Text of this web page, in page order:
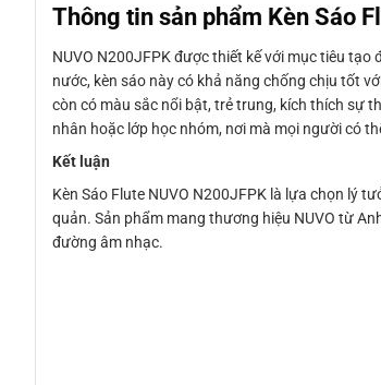
Thông tin sản phẩm Kèn Sáo
NUVO N200JFPK được thiết kế với mục tiêu
nước, kèn sáo này có khả năng chống chịu tốt
còn có màu sắc nổi bật, trẻ trung, kích thích sự
nhân hoặc lớp học nhóm, nơi mà mọi người có
Kết luận
Kèn Sáo Flute NUVO N200JFPK là lựa chọn lý
quản. Sản phẩm mang thương hiệu NUVO từ
đường âm nhạc.